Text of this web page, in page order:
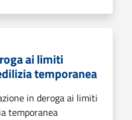
ai limiti
temporanea
in deroga ai limiti
temporanea